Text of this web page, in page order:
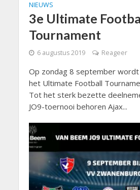
NIEUWS
3e Ultimate
Tournament
6 augustus 2019 Reageer
Op zondag 8 september
het Ultimate Football
Tot het sterk bezette
JO9-toernooi behoren Ajax...